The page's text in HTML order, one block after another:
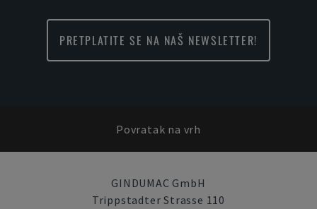
PRETPLATITE SE NA NAŠ NEWSLETTER!
Povratak na vrh
GINDUMAC GmbH
Trippstadter Strasse 110